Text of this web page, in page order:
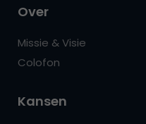
Over
Missie & Visie
Colofon
Kansen